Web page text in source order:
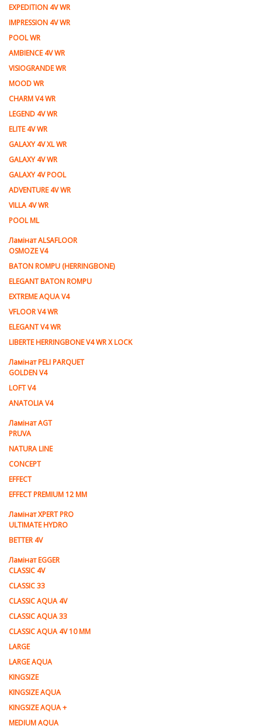
EXPEDITION 4V WR
IMPRESSION 4V WR
POOL WR
AMBIENCE 4V WR
VISIOGRANDE WR
MOOD WR
CHARM V4 WR
LEGEND 4V WR
ELITE 4V WR
GALAXY 4V XL WR
GALAXY 4V WR
GALAXY 4V POOL
ADVENTURE 4V WR
VILLA 4V WR
POOL ML
Ламiнат ALSAFLOOR
OSMOZE V4
BATON ROMPU (HERRINGBONE)
ELEGANT BATON ROMPU
EXTREME AQUA V4
VFLOOR V4 WR
ELEGANT V4 WR
LIBERTE HERRINGBONE V4 WR X LOCK
Ламiнат PELI PARQUET
GOLDEN V4
LOFT V4
ANATOLIA V4
Ламiнат AGT
PRUVA
NATURA LINE
CONCEPT
EFFECT
EFFECT PREMIUM 12 MM
Ламінат XPERT PRO
ULTIMATE HYDRO
BETTER 4V
Ламiнат EGGER
CLASSIC 4V
CLASSIC 33
CLASSIC AQUA 4V
CLASSIC AQUA 33
CLASSIC AQUA 4V 10 MM
LARGE
LARGE AQUA
KINGSIZE
KINGSIZE AQUA
KINGSIZE AQUA +
MEDIUM AQUA